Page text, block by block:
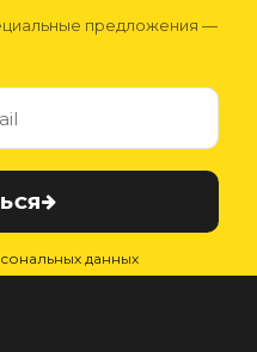
предложения —
данных